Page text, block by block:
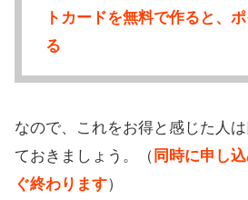
トカードを無料で作ると、
る
なので、これをお得と感じた人
ておきましょう。（ 同時に申し
ぐ終わります）